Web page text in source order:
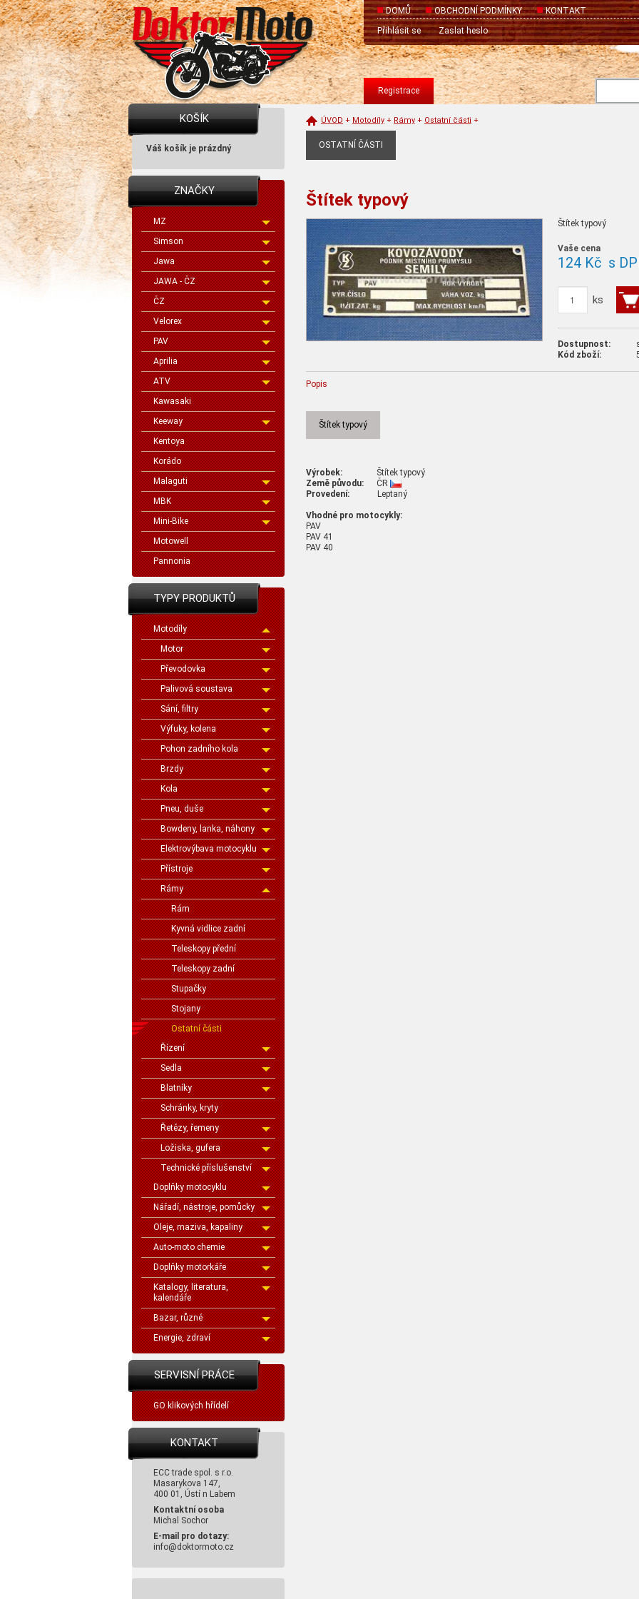
DOMŮ OBCHODNÍ PODMÍNKY
KONTAKT
Přihlásit se
Zaslat heslo
Registrace
KOŠÍK
Váš košík je prázdný
ZNAČKY
MZ
Simson
Jawa
JAWA - ČZ
ČZ
Velorex
PAV
Aprilia
ATV
Kawasaki
Keeway
Kentoya
Korádo
Malaguti
MBK
Mini-Bike
Motowell
Pannonia
TYPY PRODUKTŮ
Motodíly
Motor
Převodovka
Palivová soustava
Sání, filtry
Výfuky, kolena
Pohon zadního kola
Brzdy
Kola
Pneu, duše
Bowdeny, lanka, náhony
Elektrovýbava motocyklu
Přístroje
Rámy
Rám
Kyvná vidlice zadní
Teleskopy přední
Teleskopy zadní
Stupačky
Stojany
Ostatní části
Řízení
Sedla
Blatníky
Schránky, kryty
Řetězy, řemeny
Ložiska, gufera
Technické příslušenství
Doplňky motocyklu
Nářadí, nástroje, pomůcky
Oleje, maziva, kapaliny
Auto-moto chemie
Doplňky motorkáře
Katalogy, literatura,
kalendáře
Bazar, různé
Energie, zdraví
SERVISNÍ PRÁCE
GO klikových hřídelí
KONTAKT
ECC trade spol. s r.o.
Masarykova 147,
400 01, Ústí n Labem
Kontaktní osoba
Michal Sochor
E-mail pro dotazy:
info@doktormoto.cz
ÚVOD + Motodíly + Rámy + Ostatní části +
OSTATNÍ ČÁSTI
Štítek typový
Štítek typový
Vaše cena
124 Kč s
ks
Dostupnost:
Kód zboží:
Popis
Štítek typový
Výrobek: Štítek typový
Země původu: ČR
Provedení: Leptaný
Vhodné pro motocykly:
PAV
PAV 41
PAV 40